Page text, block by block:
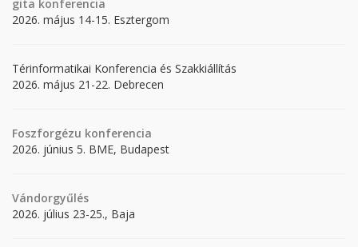
gita konferencia
2026. május 14-15. Esztergom
Térinformatikai Konferencia és Szakkiállítás
2026. május 21-22. Debrecen
Foszforgézu konferencia
2026. június 5. BME, Budapest
Vándorgyűlés
2026. július 23-25., Baja